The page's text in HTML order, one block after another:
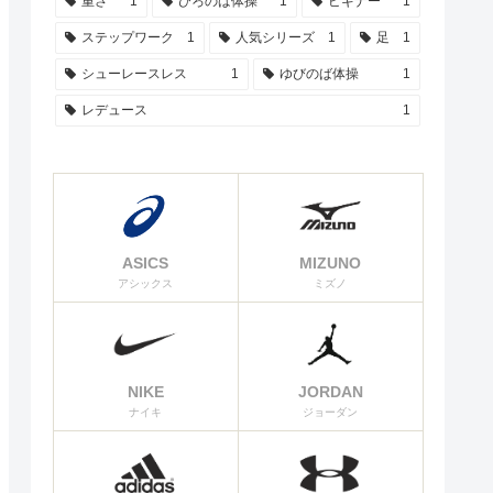
ステップワーク 1 人気シリーズ 1 足 1
シューレースレス 1 ゆびのば体操 1
レデュース 1
ASICS
アシックス
MIZUNO
ミズノ
NIKE
ナイキ
JORDAN
ジョーダン